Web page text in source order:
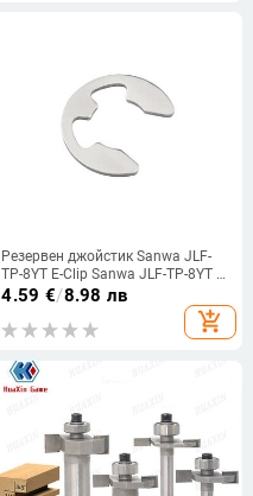
Резервен джойстик Sanwa JLF-
TP-8YT E-Clip Sanwa JLF-TP-8YT E-
Ring за аркадни джойстици от
серията Sanwa JLF Sanwa E-clip E-
Ring
4.59 €/8.98 лв
add_shopping_cart